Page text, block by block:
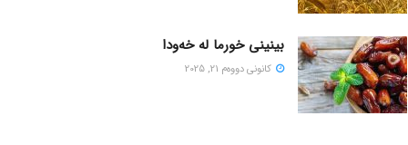
بینینی خورما لە خەودا
كانونی دووه‌م 21, 2025